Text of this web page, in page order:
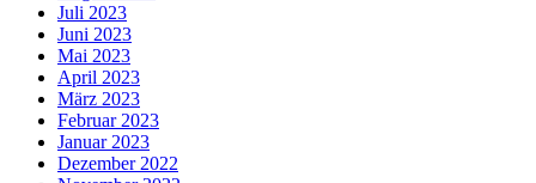
Juli 2023
Juni 2023
Mai 2023
April 2023
März 2023
Februar 2023
Januar 2023
Dezember 2022